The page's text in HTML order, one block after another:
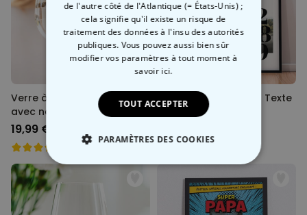
Verre à gin personnalisé
avec nom
19,99 €
Poster avec Photo et Texte
de l'autre côté de l'Atlantique (= États-Unis) ;
cela signifie qu'il existe un risque de
traitement des données à l'insu des autorités
publiques. Vous pouvez aussi bien sûr
modifier vos paramètres à tout momentà
savoir ici.
TOUT ACCEPTER
PARAMÈTRES DES COOKIES
STRICTEMENT NÉCESSAIRE